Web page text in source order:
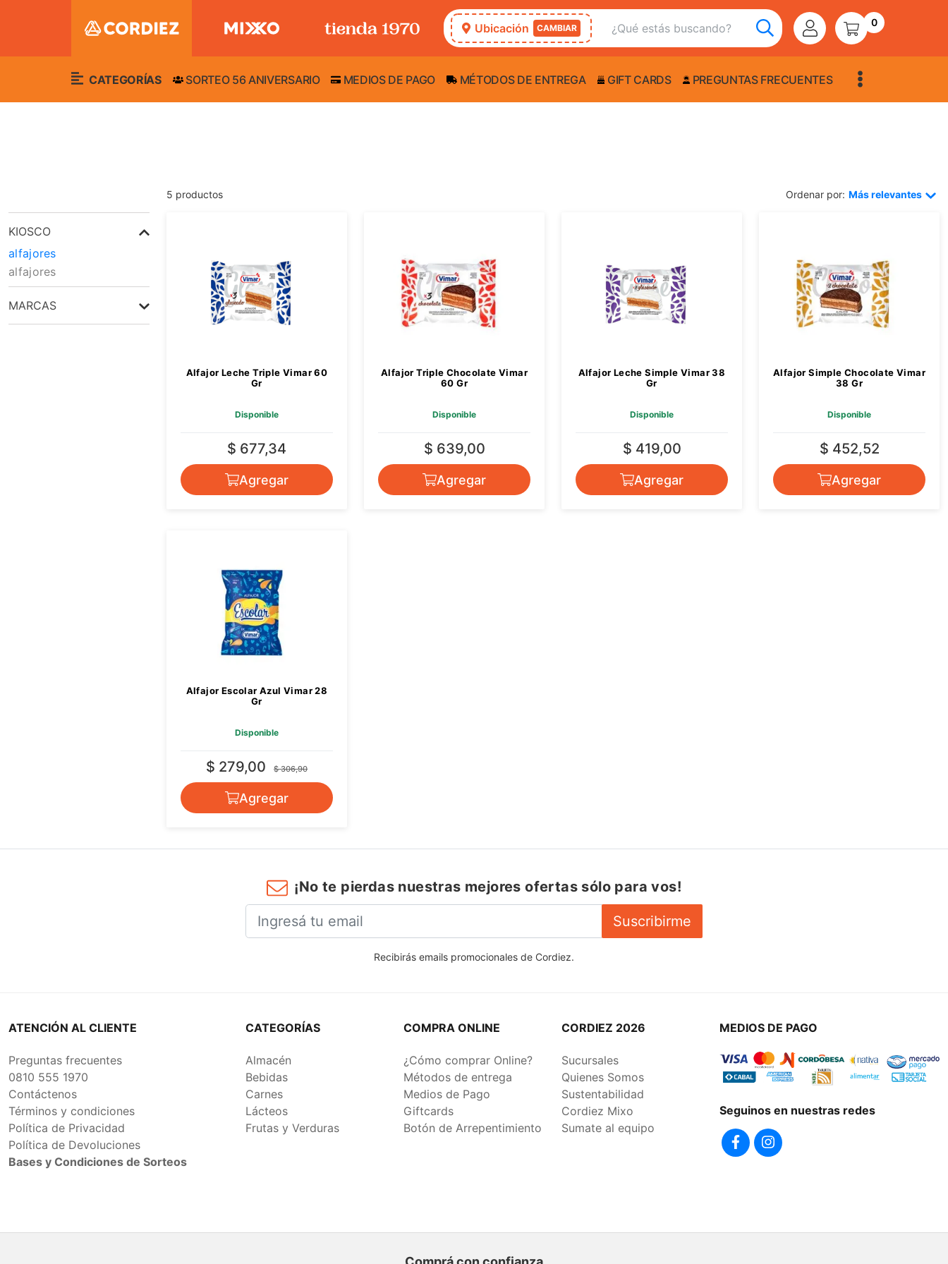
Ubicación CAMBIAR 0
CATEGORÍAS SORTEO 56 ANIVERSARIO MEDIOS DE PAGO MÉTODOS DE ENTREGA GIFT CARDS PREGUNTAS FRECUENTES
5 productos Ordenar por: Más relevantes
KIOSCO
alfajores
alfajores
MARCAS
VIMAR
Alfajor Leche Triple Vimar 60
Gr
Disponible
$ 677,34
Agregar
Alfajor Triple Chocolate Vimar
60 Gr
Disponible
$ 639,00
Agregar
Alfajor Leche Simple Vimar 38
Gr
Disponible
$ 419,00
Agregar
Alfajor Simple Chocolate Vimar
38 Gr
Disponible
$ 452,52
Agregar
Alfajor Escolar Azul Vimar 28
Gr
Disponible
$ 279,00 $ 306,90
Agregar
¡No te pierdas nuestras mejores ofertas sólo para vos!
Suscribirme
Recibirás emails promocionales de Cordiez.
ATENCIÓN AL CLIENTE
Preguntas frecuentes
0810 555 1970
Contáctenos
Términos y condiciones
Política de Privacidad
Política de Devoluciones
Bases y Condiciones de Sorteos
CATEGORÍAS
Almacén
Bebidas
Carnes
Lácteos
Frutas y Verduras
COMPRA ONLINE
¿Cómo comprar Online?
Métodos de entrega
Medios de Pago
Giftcards
Botón de Arrepentimiento
CORDIEZ 2026
Sucursales
Quienes Somos
Sustentabilidad
Cordiez Mixo
Sumate al equipo
MEDIOS DE PAGO
Seguinos en nuestras redes